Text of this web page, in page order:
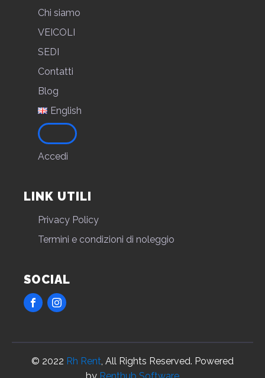
Chi siamo
VEICOLI
SEDI
Contatti
Blog
English
Accedi
LINK UTILI
Privacy Policy
Termini e condizioni di noleggio
SOCIAL
© 2022 Rh Rent, All Rights Reserved. Powered